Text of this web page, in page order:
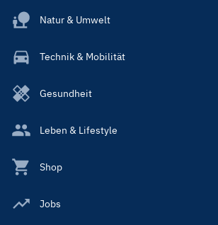
Natur & Umwelt
Technik & Mobilität
Gesundheit
Leben & Lifestyle
Shop
Jobs